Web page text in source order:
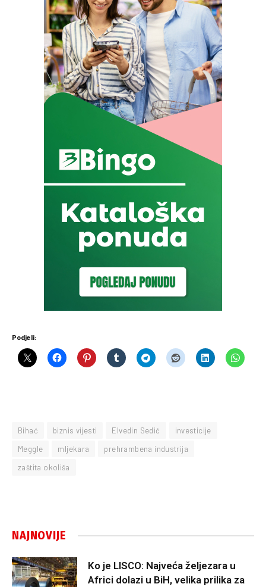
Podjeli:
Bihać biznis vijesti Elvedin Sedić
investicije
Meggle
mljekara
prehrambena industrija
zaštita okoliša
NAJNOVIJE
Ko je LISCO: Najveća željezara u
Africi dolazi u BiH, velika prilika za